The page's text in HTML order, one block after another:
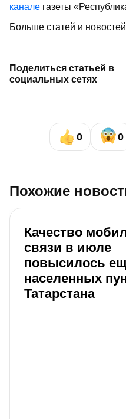
канале газеты
Больше статей и
Поделиться статьей в
социальных сетях
0 0
Похожие
Качество
связи в июле
повысилось
населенных
Татарстана